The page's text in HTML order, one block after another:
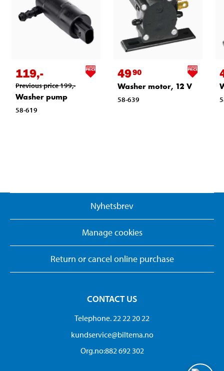
119,-
Previous price199,-
Washer pump
58-619
4990
Washer motor, 12 V
58-639
Nyhetsbrev
Manage cookies
Return or cancel online purchase
CONTACT US
Telephone. 22 22 20 22
kundservice@biltema.no
Org.no:882 692 302